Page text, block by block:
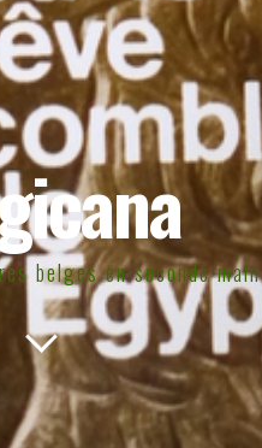
belges en seconde main